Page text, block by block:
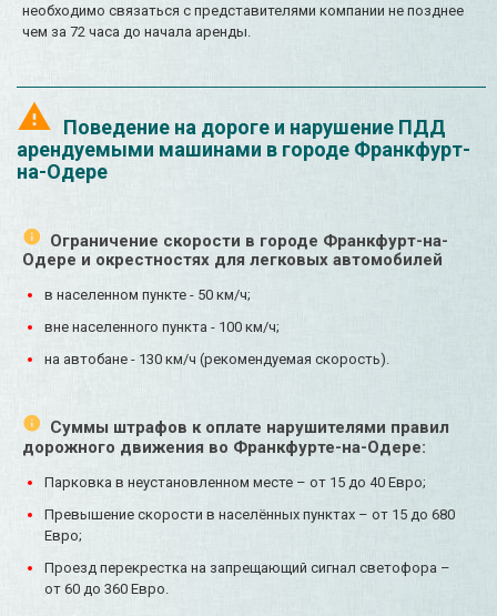
необходимо связаться с представителями компании не позднее
чем за 72 часа до начала аренды.
Поведение на дороге и нарушение ПДД
арендуемыми машинами в городе Франкфурт-
на-Одере
Ограничение скорости в городе Франкфурт-на-
Одере и окрестностях для легковых автомобилей
в населенном пункте - 50 км/ч;
вне населенного пункта - 100 км/ч;
на автобане - 130 км/ч (рекомендуемая скорость).
Суммы штрафов к оплате нарушителями правил
дорожного движения во Франкфурте-на-Одере:
Парковка в неустановленном месте – от 15 до 40 Евро;
Превышение скорости в населённых пунктах – от 15 до 680
Евро;
Проезд перекрестка на запрещающий сигнал светофора –
от 60 до 360 Евро.